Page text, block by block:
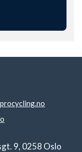
9, 0258 Oslo